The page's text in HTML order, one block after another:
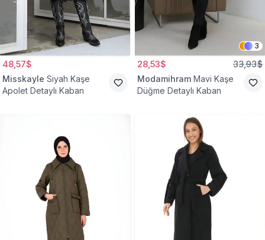
48,57$
Misskayle Siyah Kaşe
Apolet Detaylı Kaban
3
28,53$ 33,93$
Modamihram Mavi Kaşe
Düğme Detaylı Kaban